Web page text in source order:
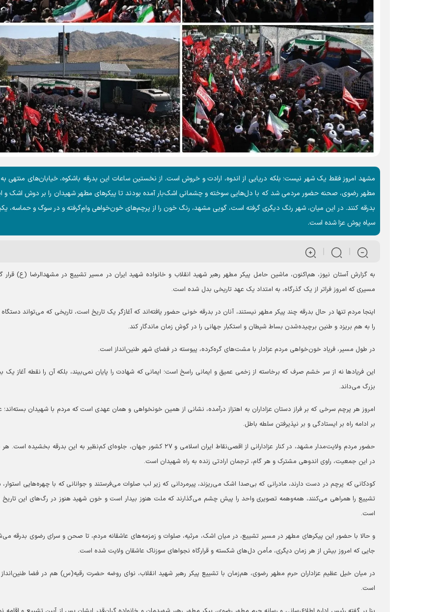
مشهد امروز فقط یک شهر نیست؛ بلکه دریایی از اندوه، ارادت و خروش است. از نخستین ساعات این بدرقه باشکوه، خیابان‌های منتهی
مطهر رضوی، صحنه حضور مردمی شد که با دل‌هایی سوخته و چشمانی اشک‌بار آمده بودند تا پیکر‌های مطهر شهیدان را بر دوش اشک و
بدرقه کنند. در این میان، شهر رنگ دیگری گرفته است، گویی مشهد، رنگ خون را از پرچم‌های خون‌خواهی وام‌گرفته و در سوگ و حماسه،
سیاه پوش عزا شده است.
به گزارش آستان نیوز، هم‌اکنون، ماشین حامل پیکر مطهر رهبر شهید انقلاب و خانواده شهید ایران در مسیر تشییع در مشهدالرضا (ع) قرار
مسیری که امروز فراتر از یک گذرگاه، به امتداد یک عهد تاریخی بدل شده است.
اینجا مردم تنها در حال بدرقه چند پیکر مطهر نیستند، آنان در بدرقه خونی حضور یافته‌اند که آغازگر یک تاریخ است، تاریخی که می‌تواند
را به هم بریزد و طنین برچیده‌شدن بساط شیطان و استکبار جهانی را در گوش زمان ماندگار کند.
در طول مسیر، فریاد خون‌خواهی مردم عزادار با مشت‌های گره‌کرده، پیوسته در فضای شهر طنین‌انداز است.
این فریادها نه از سر خشم صرف که برخاسته از زخمی عمیق و ایمانی راسخ است؛ ایمانی که شهادت را پایان نمی‌بیند، بلکه آن را نقطه آغاز یک
بزرگ می‌داند.
امروز هر پرچم سرخی که بر فراز دستان عزاداران به اهتزاز درآمده، نشانی از همین خونخواهی و همان عهدی است که مردم با شهیدان
بر ادامه راه بر ایستادگی و بر نپذیرفتن سلطه باطل.
حضور مردم ولایت‌مدار مشهد، در کنار عزادارانی از اقصی‌نقاط ایران اسلامی و ۲۷ کشور جهان، جلوه‌ای کم‌نظیر به این بدرقه بخشیده
در این جمعیت، راوی اندوهی مشترک و هر گام، ترجمان ارادتی زنده به راه شهیدان است.
کودکانی که پرچم در دست دارند، مادرانی که بی‌صدا اشک می‌ریزند، پیرمردانی که زیر لب صلوات می‌فرستند و جوانانی که با چهره‌هایی
تشییع را همراهی می‌کنند، همه‌وهمه تصویری واحد را پیش چشم می‌گذارند که ملت هنوز بیدار است و خون شهید هنوز در رگ‌های این تاریخ
است.
و حالا با حضور این پیکرهای مطهر در مسیر تشییع، در میان اشک، مرثیه، صلوات و زمزمه‌های عاشقانه مردم، تا صحن و سرای رضوی بدرقه
جایی که امروز بیش از هر زمان دیگری، مأمن دل‌های شکسته و قرارگاه نجواهای سوزناک عاشقان ولایت شده است.
در میان خیل عظیم عزاداران حرم مطهر رضوی، هم‌زمان با تشییع پیکر رهبر شهید انقلاب، نوای روضه حضرت رقیه(س) هم در فضا
است.